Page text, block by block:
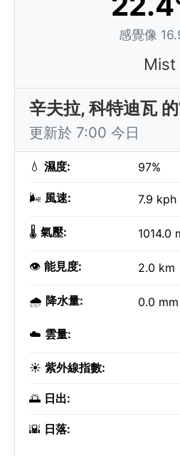
感覺像
Mist
辛夫拉, 科特迪瓦
更新於 7:00 今日
💧 濕度: 97%
🌬️ 風速: 7.9 kph
🌡️ 氣壓: 1014.0
👁️ 能見度: 2.0 km
🌧️ 降水量: 0.0 mm
☁️ 雲量:
☀️ 紫外線指數:
🌅 日出:
🌇 日落: